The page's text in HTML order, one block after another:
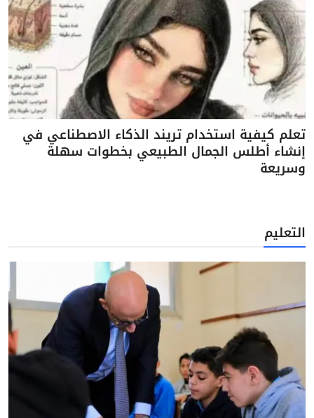
تعلم كيفية استخدام تريند الذكاء الاصطناعي في
إنشاء أطلس الجمال الطبيعي بخطوات سهلة
وسريعة
التعليم